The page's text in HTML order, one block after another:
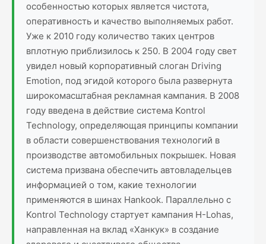
особенностью которых является чистота,
оперативность и качество выполняемых работ.
Уже к 2010 году количество таких центров
вплотную приблизилось к 250. В 2004 году свет
увидел новый корпоративный слоган Driving
Emotion, под эгидой которого была развернута
широкомасштабная рекламная кампания. В 2008
году введена в действие система Kontrol
Technology, определяющая принципы компании
в области совершенствования технологий в
производстве автомобильных покрышек. Новая
система призвана обеспечить автовладельцев
информацией о том, какие технологии
применяются в шинах Hankook. Параллельно с
Kontrol Technology стартует кампания H-Lohas,
направленная на вклад «Ханкук» в создание